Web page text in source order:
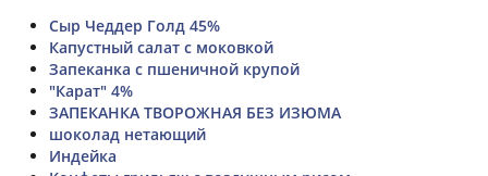
Сыр Чеддер Голд 45%
Капустный салат с моковкой
Запеканка с пшеничной крупой
"Карат" 4%
ЗАПЕКАНКА ТВОРОЖНАЯ БЕЗ ИЗЮМА
шоколад нетающий
Индейка